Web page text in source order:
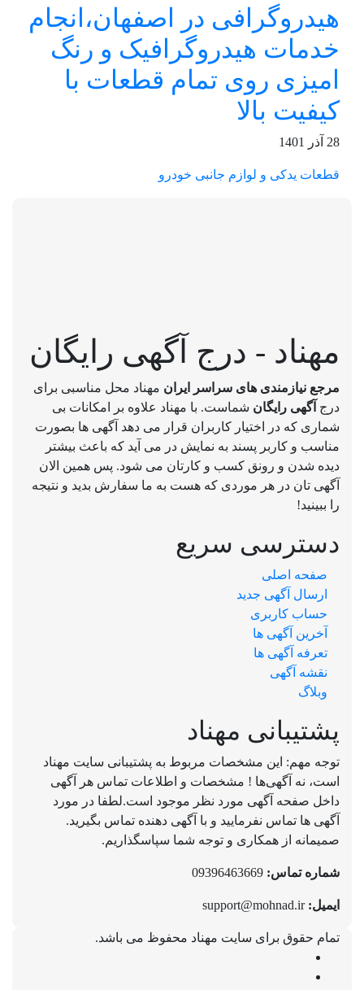
هیدروگرافی در اصفهان،انجام
خدمات هیدروگرافیک و رنگ
امیزی روی تمام قطعات با
کیفیت بالا
28 آذر 1401
قطعات یدکی و لوازم جانبی خودرو
مهناد - درج آگهی رایگان
مرجع نیازمندی های سراسر ایران مهناد محل مناسبی برای
درج آگهی رایگان شماست. با مهناد علاوه بر امکانات بی
شماری که در اختیار کاربران قرار می دهد آگهی ها بصورت
مناسب و کاربر پسند به نمایش در می آید که باعث بیشتر
دیده شدن و رونق کسب و کارتان می شود. پس همین الان
آگهی تان در هر موردی که هست به ما سفارش بدید و نتیجه
را ببینید!
دسترسی سریع
صفحه اصلی
ارسال‌ آگهی جدید
حساب کاربری
آخرین آگهی ها
تعرفه آگهی ها
نقشه آگهی
وبلاگ
پشتیبانی مهناد
توجه مهم: این مشخصات مربوط به پشتیبانی سایت مهناد
است، نه آگهی‌ها ! مشخصات و اطلاعات تماس هر آگهی
داخل صفحه آگهی مورد نظر موجود است.لطفا در مورد
آگهی ها تماس نفرمایید و با آگهی دهنده تماس بگیرید.
صمیمانه از همکاری و توجه شما سپاسگذاریم.
شماره تماس: 09396463669
ایمیل:support@mohnad.ir
تمام حقوق برای سایت مهناد محفوظ می باشد.